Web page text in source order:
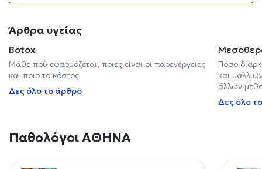
Άρθρα υγείας
Botox
Μάθε πού εφαρμόζεται, ποιες είναι οι παρενέργειες
και ποιο το κόστος
Δες όλο το άρθρο
Πόσο
και
άλλων
Δες όλο
Παθολόγοι ΑΘΗΝΑ